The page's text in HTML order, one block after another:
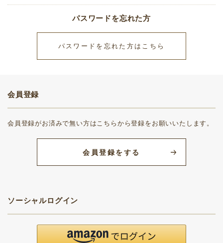
パスワードを忘れた方
パスワードを忘れた方はこちら
会員登録
会員登録がお済みで無い方はこちらから登録をお願いいたします。
会員登録をする
ソーシャルログイン